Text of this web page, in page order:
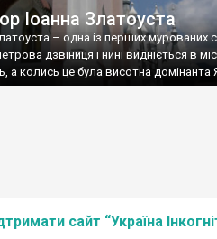
Іоанна Златоуста
– одна із перших мурованих
дзвіниця і нині видніється в
а колись це була висотна домінанта
сайт “Україна